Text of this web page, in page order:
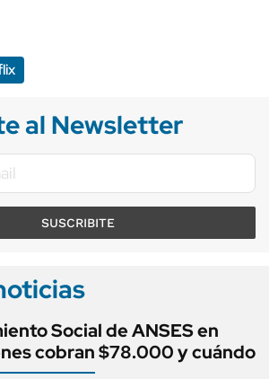
al Newsletter
SUSCRIBITE
Social de ANSES en
cobran $78.000 y cuándo